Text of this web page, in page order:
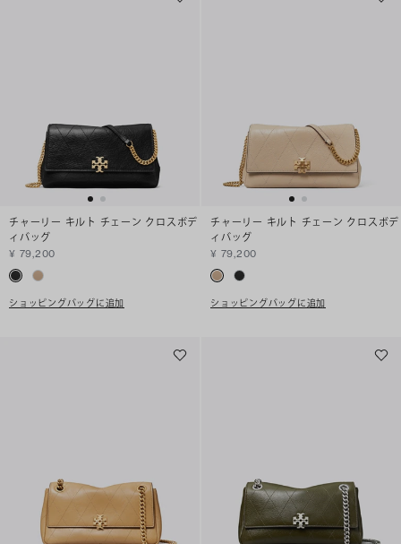
チャーリー キルト チェーン クロスボデ
ィバッグ
¥ 79,200
ショッピングバッグに追加
チャーリー キルト チェーン クロスボデ
ィバッグ
¥ 79,200
ショッピングバッグに追加